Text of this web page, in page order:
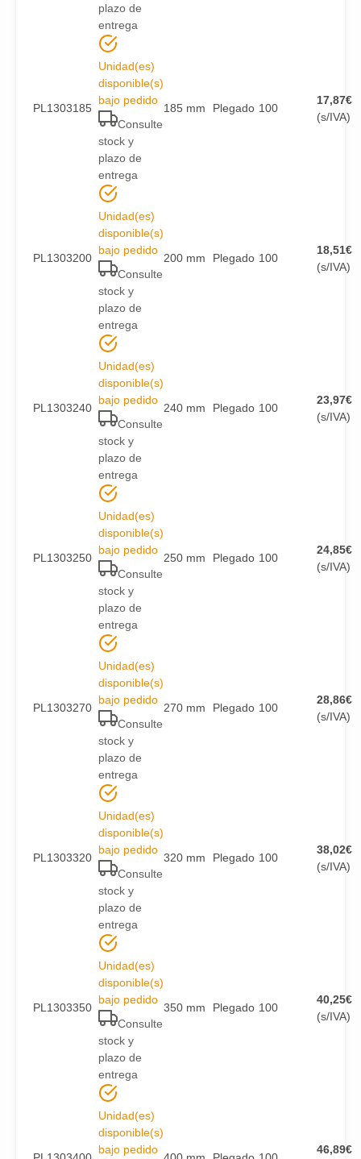
plazo de
entrega
PL1303185
Unidad(es)
disponible(s)
bajo pedido
Consulte
stock y
plazo de
entrega
185 mm Plegado 100
17,87€
(s/IVA)
PL1303200
Unidad(es)
disponible(s)
bajo pedido
Consulte
stock y
plazo de
entrega
200 mm Plegado 100
18,51€
(s/IVA)
PL1303240
Unidad(es)
disponible(s)
bajo pedido
Consulte
stock y
plazo de
entrega
240 mm Plegado 100
23,97€
(s/IVA)
PL1303250
Unidad(es)
disponible(s)
bajo pedido
Consulte
stock y
plazo de
entrega
250 mm Plegado 100
24,85€
(s/IVA)
PL1303270
Unidad(es)
disponible(s)
bajo pedido
Consulte
stock y
plazo de
entrega
270 mm Plegado 100
28,86€
(s/IVA)
PL1303320
Unidad(es)
disponible(s)
bajo pedido
Consulte
stock y
plazo de
entrega
320 mm Plegado 100
38,02€
(s/IVA)
PL1303350
Unidad(es)
disponible(s)
bajo pedido
Consulte
stock y
plazo de
entrega
350 mm Plegado 100
40,25€
(s/IVA)
Unidad(es)
disponible(s)
bajo pedido
46,89€